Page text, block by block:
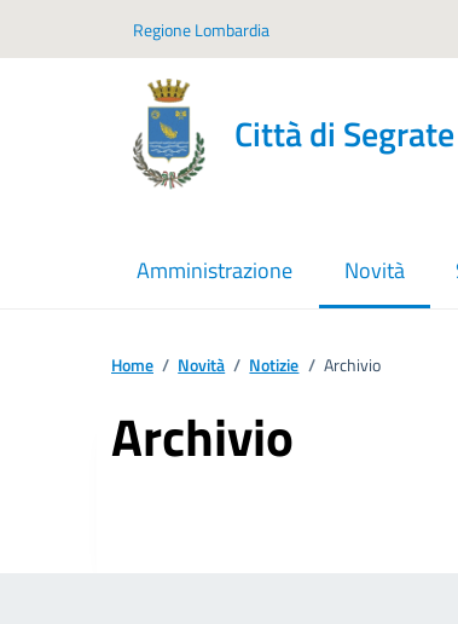
Regione Lombardia
Città di Segrate
Amministrazione Novità
menu
Home / Novità / Notizie / Archivio
Archivio